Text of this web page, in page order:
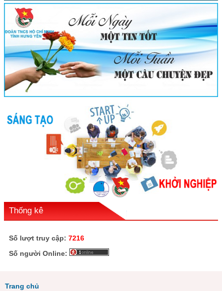
Thống kê
Số lượt truy cập: 7216
Số người Online:
Trang chủ